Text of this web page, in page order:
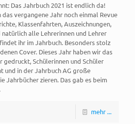
Das Jahrbuch 2021 ist endlich da!
das vergangene Jahr noch einmal Revue
Klassenfahrten, Auszeichnungen,
alle Lehrerinnen und Lehrer
ihr im Jahrbuch. Besonders stolz
Cover. Dieses Jahr haben wir das
Schülerinnen und Schüler
und in der Jahrbuch AG große
Jahrbücher zieren. Das gab es beim
mehr ...